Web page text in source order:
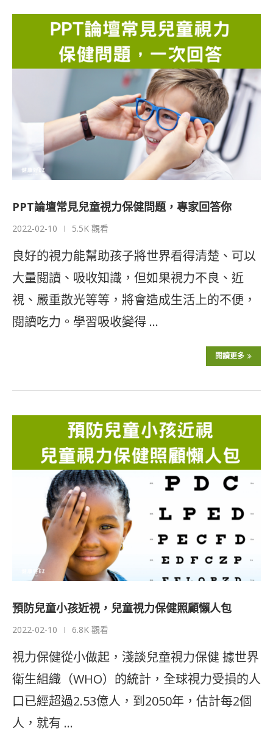
PPT論壇常見兒童視力保健問題，專家回答你
2022-02-10 5.5K 觀看
良好的視力能幫助孩子將世界看得清楚、可以
大量閱讀、吸收知識，但如果視力不良、近
視、嚴重散光等等，將會造成生活上的不便，
閱讀吃力。學習吸收變得 …
閱讀更多
預防兒童小孩近視，兒童視力保健照顧懶人包
2022-02-10 6.8K 觀看
視力保健從小做起，淺談兒童視力保健 據世界
衛生組織（WHO）的統計，全球視力受損的人
口已經超過2.53億人，到2050年，估計每2個
人，就有 …